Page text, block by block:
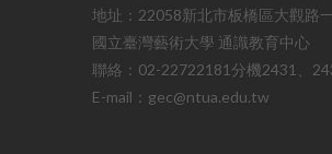
地址：22058新北市板橋區大觀路
國立臺灣藝術大學 通識教育中心
聯絡：02-22722181分機2431、
E-mail：gec@ntua.edu.tw